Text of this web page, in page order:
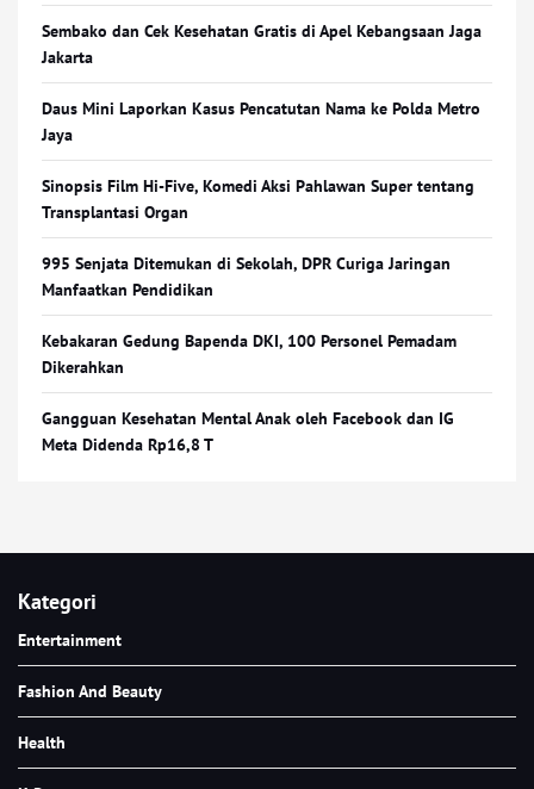
Sembako dan Cek Kesehatan Gratis di Apel Kebangsaan Jaga
Jakarta
Daus Mini Laporkan Kasus Pencatutan Nama ke Polda Metro
Jaya
Sinopsis Film Hi-Five, Komedi Aksi Pahlawan Super tentang
Transplantasi Organ
995 Senjata Ditemukan di Sekolah, DPR Curiga Jaringan
Manfaatkan Pendidikan
Kebakaran Gedung Bapenda DKI, 100 Personel Pemadam
Dikerahkan
Gangguan Kesehatan Mental Anak oleh Facebook dan IG
Meta Didenda Rp16,8 T
Kategori
Entertainment
Fashion And Beauty
Health